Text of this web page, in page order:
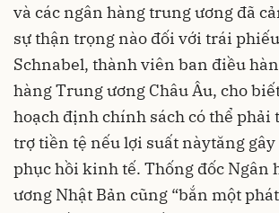
và các ngân hàng trung ương đã
sự thận trọng nào đối với trái
Schnabel, thành viên ban điều
hàng Trung ương Châu Âu, cho
hoạch định chính sách có thể phải
trợ tiền tệ nếu lợi suất nàytăng
phục hồi kinh tế. Thống đốc Ngân
ương Nhật Bản cũng “bắn một